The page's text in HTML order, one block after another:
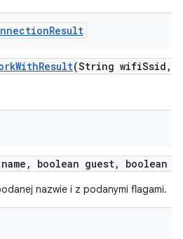
Result
WithResult(String wifiSsid ,
, boolean guest, boolean
nazwie i z podanymi flagami.